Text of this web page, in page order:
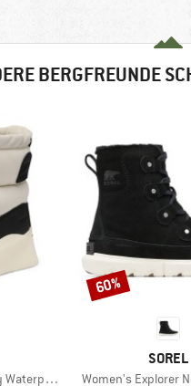
BERGFREUNDE
MARKE
SOREL
Artikel
Women's Explorer
Rabatt
60%